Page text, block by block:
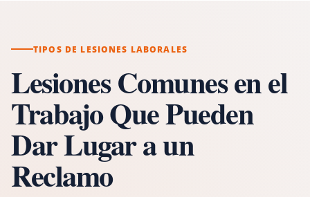
TIPOS DE LESIONES LABORALES
Lesiones Comunes en el
Trabajo Que Pueden
Dar Lugar a un
Reclamo